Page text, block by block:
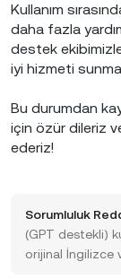
Kullanım
daha fazla
destek
iyi hizmeti
Bu durumdan
için özür dileriz
ederiz!
Sorumluluk
(GPT destekli)
orijinal İngilizce